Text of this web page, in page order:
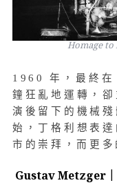
Homage to
1960 年，最終
鐘狂亂地運轉，
演後留下的機械
始，丁格利想表
市的崇拜，而更
Gustav Metzger｜